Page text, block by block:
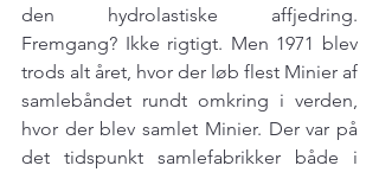
den hydrolastiske affjedring.
Fremgang? Ikke rigtigt. Men 1971 blev
trods alt året, hvor der løb flest Minier af
samlebåndet rundt omkring i verden,
hvor der blev samlet Minier. Der var på
det tidspunkt samlefabrikker både i